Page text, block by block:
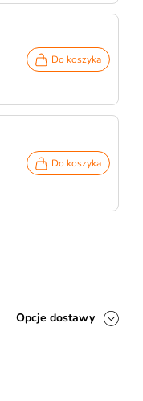
Do koszyka
Do koszyka
Opcje dostawy